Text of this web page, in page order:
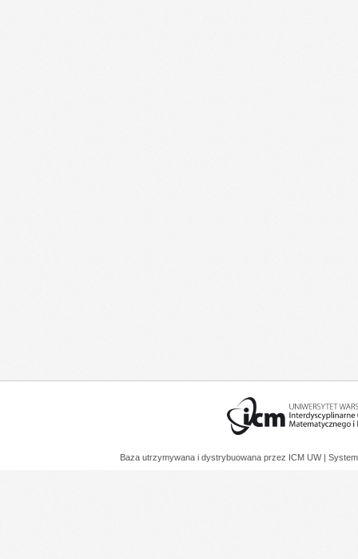
Baza utrzymywana i dystrybuowana przez ICM UW |